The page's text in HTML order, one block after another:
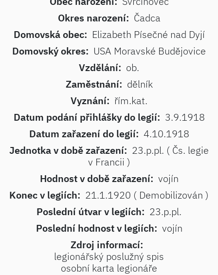
Okres narození: Čadca
Domovská obec: Elizabeth Písečné nad Dyjí
Domovský okres: USA Moravské Budějovice
Vzdělání: ob.
Zaměstnání: dělník
Vyznání: řím.kat.
Datum podání přihlášky do legií: 3.9.1918
Datum zařazení do legií: 4.10.1918
Jednotka v době zařazení: 23.p.pl. ( Čs. legie
v Francii )
Hodnost v době zařazení: vojín
Konec v legiích: 21.1.1920 ( Demobilizován )
Poslední útvar v legiích: 23.p.pl.
Poslední hodnost v legiích: vojín
Zdroj informací:
legionářský poslužný spis
osobní karta legionáře